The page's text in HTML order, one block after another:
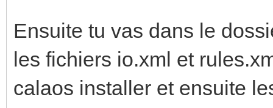
Ensuite tu vas dans le
les fichiers io.xml et
calaos installer et ensuite